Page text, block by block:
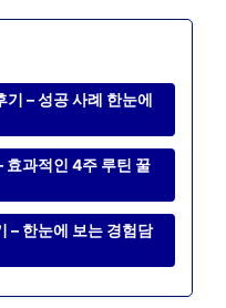
– 성공 사례 한눈에
효과적인 4주 루틴 꿀
– 한눈에 보는 경험담